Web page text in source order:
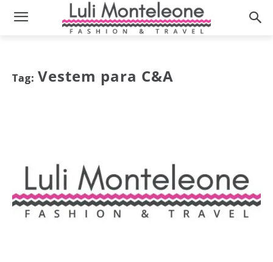
Tag: Vestem para C&A